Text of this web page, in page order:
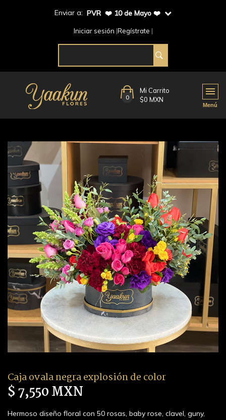
Enviar a: PVR ❤️ 10 de Mayo ❤️
Iniciar sesión Regístrate
0
Mi Carrito
$0 MXN
Caja ovala negra explosión de color
$ 7,550 MXN
Hermoso diseño floral con 50 rosas, baby rose, clavel, guny,